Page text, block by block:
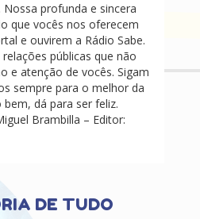
profunda e sincera
que vocês nos oferecem
e ouvirem a Rádio Sabe.
públicas que não
e atenção de vocês. Sigam
sempre para o melhor da
bem, dá para ser feliz.
Brambilla – Editor:
DE TUDO